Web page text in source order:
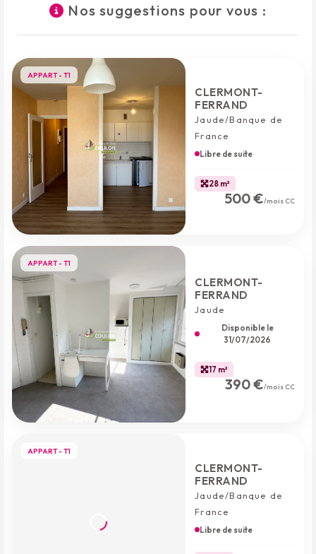
Nos suggestions pour vous :
APPART - T1
CLERMONT-
FERRAND
Jaude/Banque de
France
Libre de suite
28 m²
500 €/mois CC
APPART - T1
CLERMONT-
FERRAND
Jaude
Disponible le
31/07/2026
17 m²
390 €/mois CC
APPART - T1
CLERMONT-
FERRAND
Jaude/Banque de
France
Libre de suite